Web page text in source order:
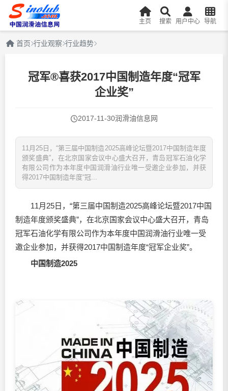
主页 搜索 用户中心 导航
首页 行业观察 行业趋势
冠军®喜获2017中国制造年度“冠军
企业奖”
2017-11-30润滑油信息网
11月25日，“第三届中国制造2025高峰论坛暨2017中国制造年度
颁奖盛典”，在北京国家会议中心盛大召开，青岛冠军石油化学
有限公司作为本年度中国润滑油行业唯一受邀企业参加，并获
得2017中国制造年度“冠...
11月25日，“第三届中国制造2025高峰论坛暨2017中国
制造年度颁奖盛典”，在北京国家会议中心盛大召开，青岛
冠军石油化学有限公司作为本年度中国润滑油行业唯一受
邀企业参加，并获得2017中国制造年度“冠军企业奖”。
中国制造2025